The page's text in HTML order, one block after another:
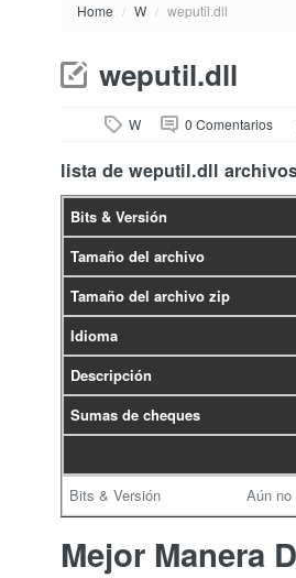
Home / W / weputil.dll
weputil.dll
W 0 Comentarios
lista de weputil.dll
Bits & Versión
Tamaño del archivo
Tamaño del archivo zip
Idioma
Descripción
Sumas de cheques
Aún
Mejor Manera